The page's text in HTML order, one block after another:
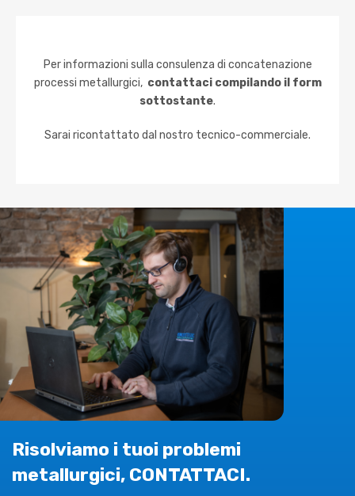
Per informazioni sulla consulenza di concatenazione
processi metallurgici, contattaci compilando il form
sottostante.
Sarai ricontattato dal nostro tecnico-commerciale.
Risolviamo i tuoi problemi
metallurgici, CONTATTACI.